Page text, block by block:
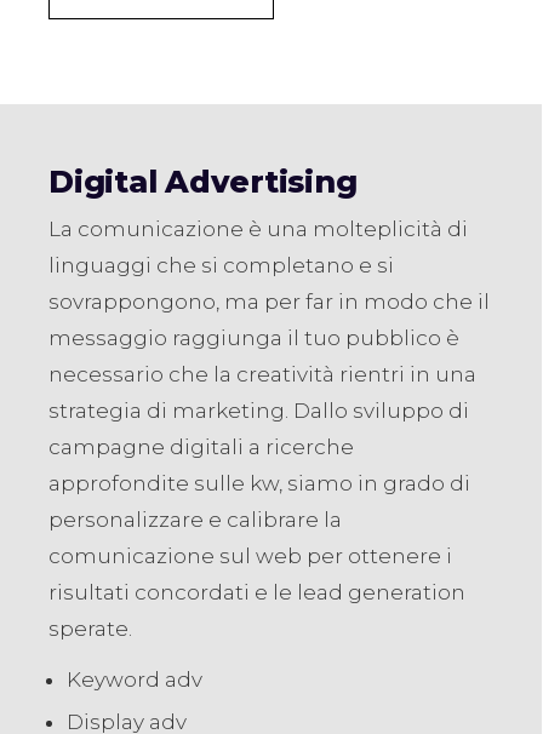
Digital Advertising
La comunicazione è una molteplicità di
linguaggi che si completano e si
sovrappongono, ma per far in modo che il
messaggio raggiunga il tuo pubblico è
necessario che la creatività rientri in una
strategia di marketing. Dallo sviluppo di
campagne digitali a ricerche
approfondite sulle kw, siamo in grado di
personalizzare e calibrare la
comunicazione sul web per ottenere i
risultati concordati e le lead generation
sperate.
Keyword adv
Display adv